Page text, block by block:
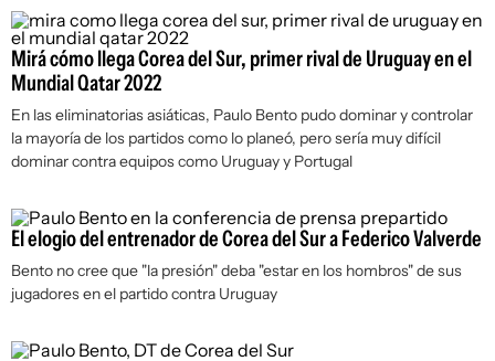
Mirá cómo llega Corea del Sur, primer rival de Uruguay en el
Mundial Qatar 2022
En las eliminatorias asiáticas, Paulo Bento pudo dominar y controlar
la mayoría de los partidos como lo planeó, pero sería muy difícil
dominar contra equipos como Uruguay y Portugal
El elogio del entrenador de Corea del Sur a Federico Valverde
Bento no cree que "la presión" deba "estar en los hombros" de sus
jugadores en el partido contra Uruguay